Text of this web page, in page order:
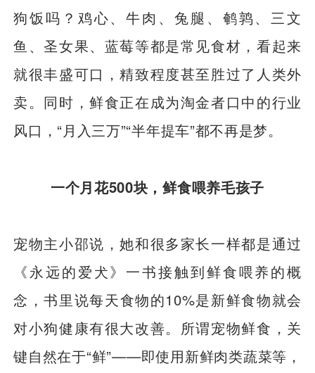
狗饭吗？鸡心、牛肉、兔腿、鹌鹑、三文
鱼、圣女果、蓝莓等都是常见食材，看起来
就很丰盛可口，精致程度甚至胜过了人类外
卖。同时，鲜食正在成为淘金者口中的行业
风口，“月入三万”“半年提车”都不再是梦。
一个月花500块，鲜食喂养毛孩子
宠物主小邵说，她和很多家长一样都是通过
《永远的爱犬》一书接触到鲜食喂养的概
念，书里说每天食物的10%是新鲜食物就会
对小狗健康有很大改善。所谓宠物鲜食，关
键自然在于“鲜”——即使用新鲜肉类蔬菜等，